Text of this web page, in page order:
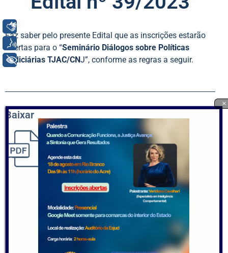
Faz saber pelo presente Edital que as inscrições estarão
abertas para o “Seminário Diálogos sobre Políticas
Judiciárias TJAC/CNJ”, conforme as regras a seguir.
Baixar
×
Voz
+ Acessibilidade